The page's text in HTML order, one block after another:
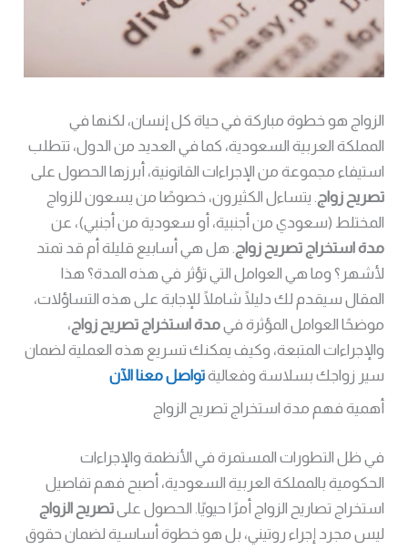
الزواج هو خطوة مباركة في حياة كل إنسان، لكنها في
المملكة العربية السعودية، كما في العديد من الدول، تتطلب
استيفاء مجموعة من الإجراءات القانونية، أبرزها الحصول على
تصريح زواج . يتساءل الكثيرون، خصوصًا من يسعون للزواج
المختلط (سعودي من أجنبية، أو سعودية من أجنبي)، عن
مدة استخراج تصريح زواج . هل هي أسابيع قليلة أم قد تمتد
لأشهر؟ وما هي العوامل التي تؤثر في هذه المدة؟ هذا
المقال سيقدم لك دليلًا شاملًا للإجابة على هذه التساؤلات،
موضحًا العوامل المؤثرة فيمدة استخراج تصريح زواج،
والإجراءات المتبعة، وكيف يمكنك تسريع هذه العملية لضمان
سير زواجك بسلاسة وفعاليةتواصل معنا الآن
أهمية فهم مدة استخراج تصريح الزواج
في ظل التطورات المستمرة في الأنظمة والإجراءات
الحكومية بالمملكة العربية السعودية، أصبح فهم تفاصيل
استخراج تصاريح الزواج أمرًا حيويًا. الحصول علىتصريح الزواج
ليس مجرد إجراء روتيني، بل هو خطوة أساسية لضمان حقوق